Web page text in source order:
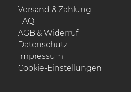
Versand & Zahlung
FAQ
AGB & Widerruf
Datenschutz
Impressum
Cookie-Einstellungen